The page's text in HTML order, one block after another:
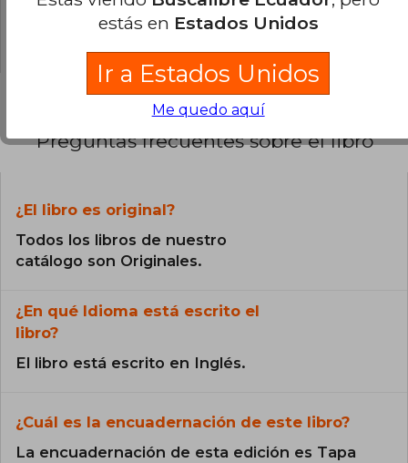
0% (0)
0% (0)
Preguntas frecuentes sobre el libro
¿El libro es original?
Todos los libros de nuestro
catálogo son Originales.
¿En qué Idioma está escrito el
libro?
El libro está escrito en Inglés.
¿Cuál es la encuadernación de este libro?
La encuadernación de esta edición es Tapa
estás en Estados Unidos
Ir a Estados Unidos
Me quedo aquí